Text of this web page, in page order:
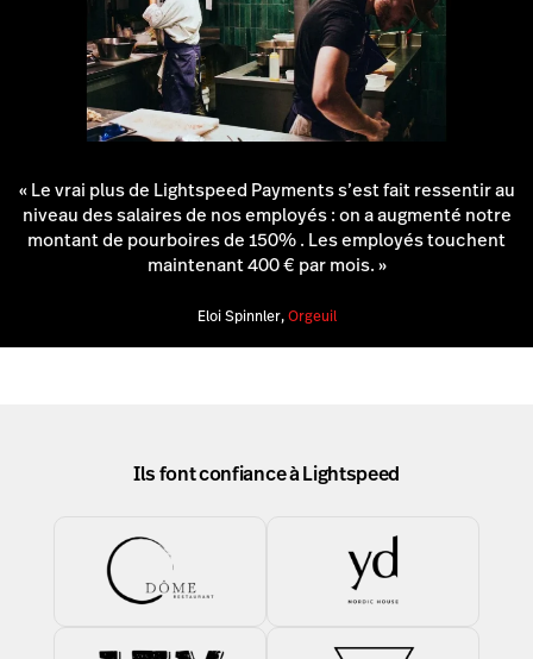
« Le vrai plus de Lightspeed Payments s’est fait ressentir au
niveau des salaires de nos employés : on a augmenté notre
montant de pourboires de 150% . Les employés touchent
maintenant 400 € par mois. »
Eloi Spinnler,Orgeuil
Ils font confiance à Lightspeed